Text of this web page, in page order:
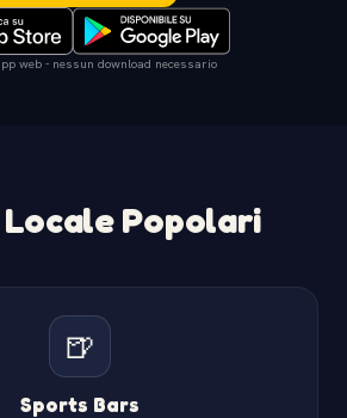
web - nessun download necessario
Popolari
🍺
Sports Bars